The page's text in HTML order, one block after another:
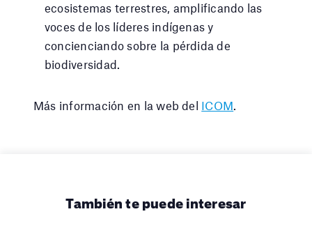
ecosistemas terrestres, amplificando las
voces de los líderes indígenas y
concienciando sobre la pérdida de
biodiversidad.
Más información en la web del ICOM.
También te puede interesar